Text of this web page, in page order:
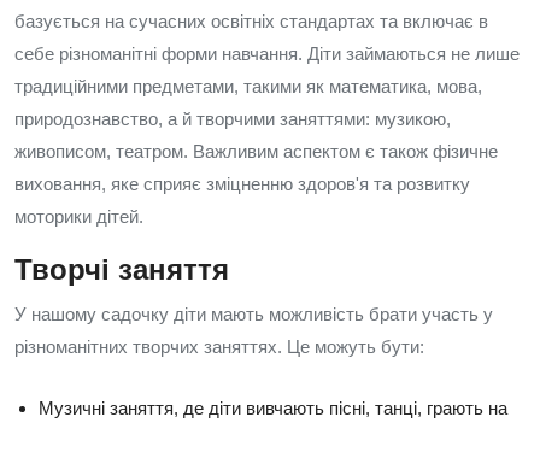
базується на сучасних освітніх стандартах та включає в
себе різноманітні форми навчання. Діти займаються не лише
традиційними предметами, такими як математика, мова,
природознавство, а й творчими заняттями: музикою,
живописом, театром. Важливим аспектом є також фізичне
виховання, яке сприяє зміцненню здоров'я та розвитку
моторики дітей.
Творчі заняття
У нашому садочку діти мають можливість брати участь у
різноманітних творчих заняттях. Це можуть бути:
Музичні заняття, де діти вивчають пісні, танці, грають на